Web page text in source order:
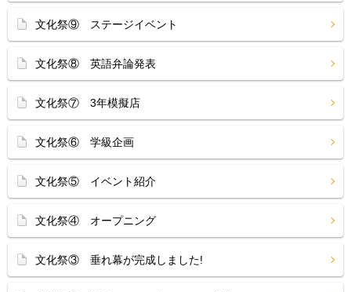
文化祭⑨ ステージイベント
文化祭⑧ 英語弁論発表
文化祭⑦ 3年模擬店
文化祭⑥ 学級企画
文化祭⑤ イベント紹介
文化祭④ オープニング
文化祭③ 垂れ幕が完成しました!